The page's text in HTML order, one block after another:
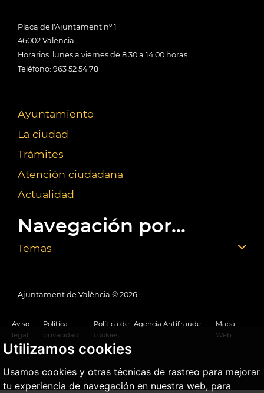
Utilizamos cookies
Usamos cookies y otras técnicas de rastreo para mejorar
tu experiencia de navegación en nuestra web, para
Plaça de l'Ajuntament nº 1
46002 València
Horarios: lunes a viernes de 8:30 a 14:00 horas
Teléfono: 963 52 54 78
Ayuntamiento
La ciudad
Trámites
Atención ciudadana
Actualidad
Navegación por...
Temas
Ajuntament de València © 2026
Aviso
legal
Política
privacidad
Política de
cookies
Agencia Antifraude
Mapa
Web